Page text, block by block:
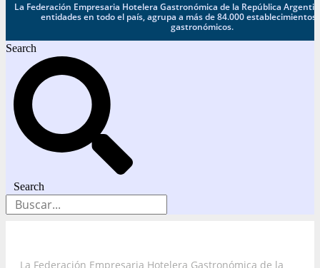
La Federación Empresaria Hotelera Gastronómica de la República
entidades en todo el país, agrupa a más de 84.000 establecimientos
gastronómicos.
Search
Search
La Federación Empresaria Hotelera Gastronómica de la